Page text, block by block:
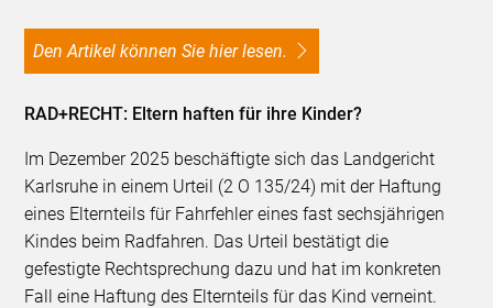
Den Artikel können Sie hier lesen.
RAD+RECHT: Eltern haften für ihre Kinder?
Im Dezember 2025 beschäftigte sich das Landgericht
Karlsruhe in einem Urteil (2 O 135/24) mit der Haftung
eines Elternteils für Fahrfehler eines fast sechsjährigen
Kindes beim Radfahren. Das Urteil bestätigt die
gefestigte Rechtsprechung dazu und hat im konkreten
Fall eine Haftung des Elternteils für das Kind verneint.